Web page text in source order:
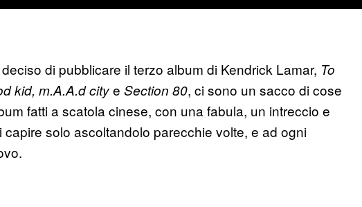
di pubblicare il terzo album di Kendrick Lamar, To
kid, m.A.A.d citye Section 80, ci sono un sacco di cose
fatti a scatola cinese, con una fabula, un intreccio e
solo ascoltandolo parecchie volte, e ad ogni